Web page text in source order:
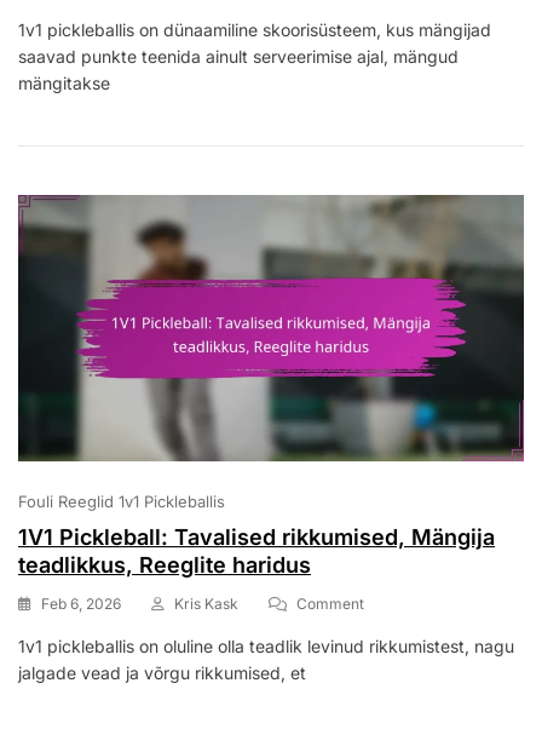
Pickleballi
Skoorimine:
Mängijate
1v1 pickleballis on dünaamiline skoorisüsteem, kus mängijad
saavad punkte teenida ainult serveerimise ajal, mängud
mängitakse
Fouli Reeglid 1v1 Pickleballis
1V1 Pickleball: Tavalised rikkumised, Mängija
teadlikkus, Reeglite haridus
Feb 6, 2026 Kris Kask CommentOn
Pickleball:
1v1 pickleballis on oluline olla teadlik levinud rikkumistest, nagu
jalgade vead ja võrgu rikkumised, et